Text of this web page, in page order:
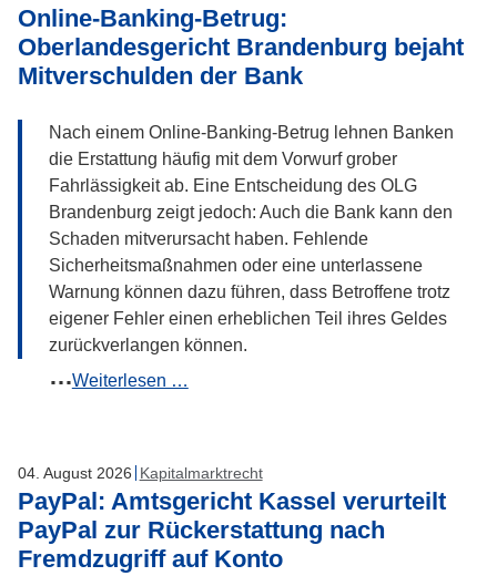
Online-Banking-Betrug:
Oberlandesgericht Brandenburg bejaht
Mitverschulden der Bank
Nach einem Online-Banking-Betrug lehnen Banken
die Erstattung häufig mit dem Vorwurf grober
Fahrlässigkeit ab. Eine Entscheidung des OLG
Brandenburg zeigt jedoch: Auch die Bank kann den
Schaden mitverursacht haben. Fehlende
Sicherheitsmaßnahmen oder eine unterlassene
Warnung können dazu führen, dass Betroffene trotz
eigener Fehler einen erheblichen Teil ihres Geldes
zurückverlangen können.
Weiterlesen …
Brandenburg
bejaht
Mitverschulden
der
04 August 2026 Kapitalmarktrecht
PayPal: Amtsgericht Kassel verurteilt
PayPal zur Rückerstattung nach
Fremdzugriff auf Konto